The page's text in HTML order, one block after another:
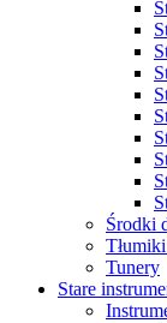
Środki
Tunery
Stare